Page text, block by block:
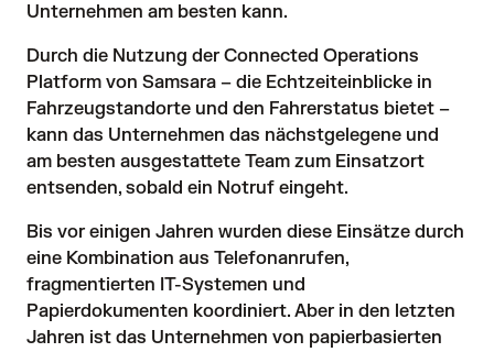
Unternehmen am besten kann.
Durch die Nutzung der Connected Operations
Platform von Samsara – die Echtzeiteinblicke in
Fahrzeugstandorte und den Fahrerstatus bietet –
kann das Unternehmen das nächstgelegene und
am besten ausgestattete Team zum Einsatzort
entsenden, sobald ein Notruf eingeht.
Bis vor einigen Jahren wurden diese Einsätze durch
eine Kombination aus Telefonanrufen,
fragmentierten IT-Systemen und
Papierdokumenten koordiniert. Aber in den letzten
Jahren ist das Unternehmen von papierbasierten